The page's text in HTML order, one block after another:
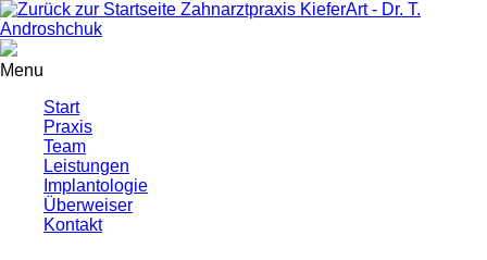
Zahnarztpraxis KieferArt - Dr. T.
Androshchuk
Menu
Start
Praxis
Team
Leistungen
Implantologie
Überweiser
Kontakt